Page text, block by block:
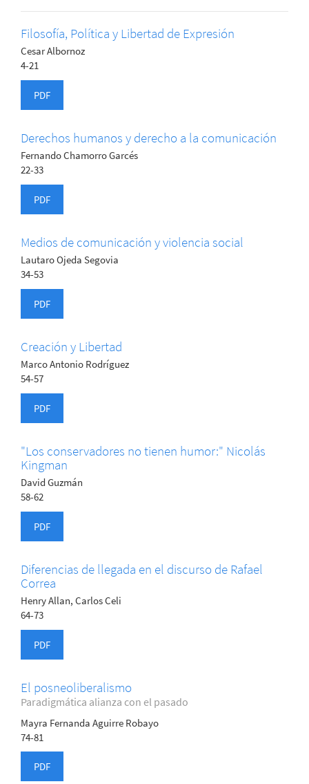
Filosofía, Política y Libertad de Expresión
Cesar Albornoz
4-21
PDF
Derechos humanos y derecho a la comunicación
Fernando Chamorro Garcés
22-33
PDF
Medios de comunicación y violencia social
Lautaro Ojeda Segovia
34-53
PDF
Creación y Libertad
Marco Antonio Rodríguez
54-57
PDF
"Los conservadores no tienen humor:" Nicolás
Kingman
David Guzmán
58-62
PDF
Diferencias de llegada en el discurso de Rafael
Correa
Henry Allan, Carlos Celi
64-73
PDF
El posneoliberalismo
Paradigmática alianza con el pasado
Mayra Fernanda Aguirre Robayo
74-81
PDF